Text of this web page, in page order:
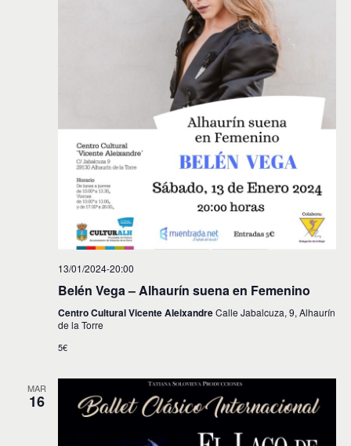
13/01/2024-20:00
Belén Vega – Alhaurín suena en Femenino
Centro Cultural Vicente AleixandreCalle Jabalcuza, 9, Alhaurín
de la Torre
5€
MAR
16